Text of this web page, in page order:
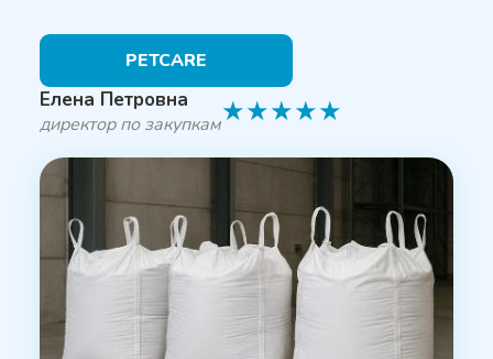
PETCARE
Елена Петровна
директор по закупкам★★★★★